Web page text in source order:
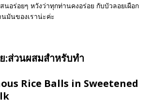
นอร่อยๆ หวังว่าทุกท่านคงอร่อย กับบัวลอยเผือก
มันของเราน่ะค่ะ
:ส่วนผสมสำหรับทำ
Rice Balls in Sweetened